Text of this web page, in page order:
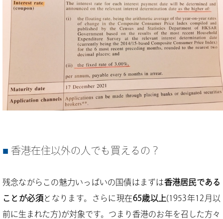
香港在住以外の人でも買えるの？
残念ながらこの魅力いっぱいの国債はまずは香港居民である
ことが必須となります。さらに現在65歳以上(1953年12月以
前に生まれた方)が対象です。つまり香港のお年を召した方々